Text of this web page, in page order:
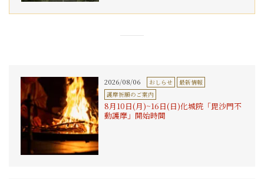
2026/08/06 おしらせ
最新情報
護摩祈願のご案内
8月10日(月)~16日(日)化城院「毘沙門不
動護摩」開始時間